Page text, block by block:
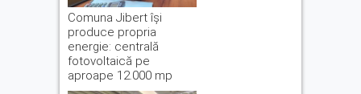
Comuna Jibert își
produce propria
energie: centrală
fotovoltaică pe
aproape 12.000 mp